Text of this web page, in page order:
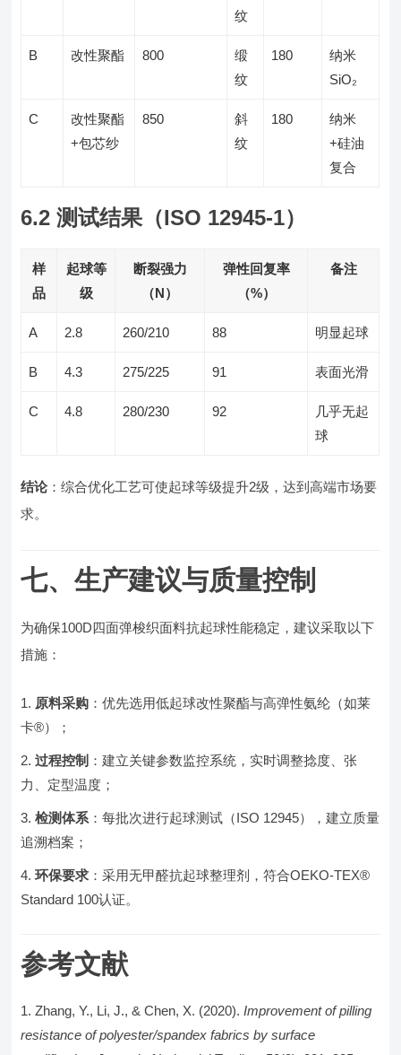
纹
B 改性聚酯 800
缎
纹
180
纳米
SiO₂
C
改性聚酯
+包芯纱
850
斜
纹
180
纳米
+硅油
复合
6.2 测试结果（ISO 12945-1）
样
品
起球等
级
断裂强力
（N）
弹性回复率
（%）
备注
A 2.8 260/210 88 明显起球
B 4.3 275/225 91 表面光滑
C 4.8 280/230 92
几乎无起
球
结论：综合优化工艺可使起球等级提升2级，达到高端市场要
求。
七、生产建议与质量控制
为确保100D四面弹梭织面料抗起球性能稳定，建议采取以下
措施：
原料采购 ：优先选用低起球改性聚酯与高弹性氨纶（如莱
卡®）；
过程控制 ：建立关键参数监控系统，实时调整捻度、张
力、定型温度；
检测体系 ：每批次进行起球测试（ISO 12945），建立质量
追溯档案；
环保要求 ：采用无甲醛抗起球整理剂，符合OEKO-TEX®
Standard 100认证。
参考文献
Zhang, Y., Li, J., & Chen, X. (2020).Improvement of pilling
resistance of polyester/spandex fabrics by surface